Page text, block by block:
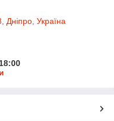
Дніпро, Україна